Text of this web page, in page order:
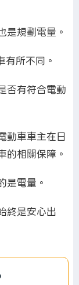
是規劃電量。
有所不同。
否有符合電動
動車車主在日
的相關保障。
是電量。
終是安心出